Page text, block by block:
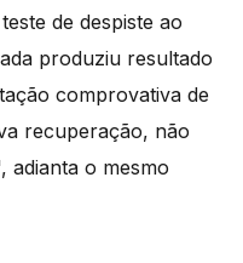
de despiste ao
produziu resultado
comprovativa de
recuperação, não
adianta o mesmo